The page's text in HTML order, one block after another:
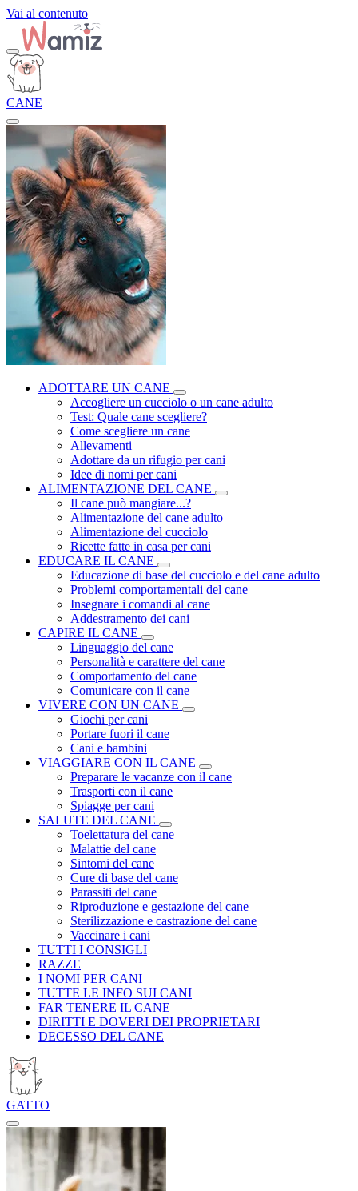
Vai al contenuto
CANE
ADOTTARE UN CANE
Accogliere un cucciolo o un cane adulto
Test: Quale cane scegliere?
Come scegliere un cane
Allevamenti
Adottare da un rifugio per cani
Idee di nomi per cani
ALIMENTAZIONE DEL CANE
Il cane può mangiare...?
Alimentazione del cane adulto
Alimentazione del cucciolo
Ricette fatte in casa per cani
EDUCARE IL CANE
Educazione di base del cucciolo e del cane adulto
Problemi comportamentali del cane
Insegnare i comandi al cane
Addestramento dei cani
CAPIRE IL CANE
Linguaggio del cane
Personalità e carattere del cane
Comportamento del cane
Comunicare con il cane
VIVERE CON UN CANE
Giochi per cani
Portare fuori il cane
Cani e bambini
VIAGGIARE CON IL CANE
Preparare le vacanze con il cane
Trasporti con il cane
Spiagge per cani
SALUTE DEL CANE
Toelettatura del cane
Malattie del cane
Sintomi del cane
Cure di base del cane
Parassiti del cane
Riproduzione e gestazione del cane
Sterilizzazione e castrazione del cane
Vaccinare i cani
TUTTI I CONSIGLI
RAZZE
I NOMI PER CANI
TUTTE LE INFO SUI CANI
FAR TENERE IL CANE
DIRITTI E DOVERI DEI PROPRIETARI
DECESSO DEL CANE
GATTO